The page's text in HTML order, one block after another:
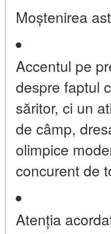
Moștenirea
Accentul pe
despre faptul
săritor, ci un
de câmp,
olimpice
concurent de
Atenția